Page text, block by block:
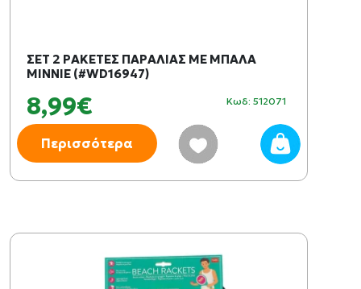
ΣΕΤ 2 ΡΑΚΕΤΕΣ ΠΑΡΑΛΙΑΣ ΜΕ ΜΠΑΛΑ
MINNIE (#WD16947)
8,99€ Κωδ: 512071
Περισσότερα